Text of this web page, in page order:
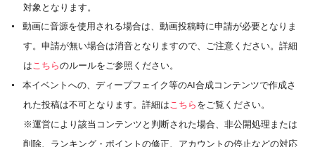
対象となります。
動画に音源を使用される場合は、動画投稿時に申請が必要となりま
す。申請が無い場合は消音となりますので、ご注意ください。詳細
はこちらのルールをご参照ください。
本イベントへの、ディープフェイク等のAI合成コンテンツで作成さ
れた投稿は不可となります。詳細はこちらをご覧ください。
※運営により該当コンテンツと判断された場合、非公開処理または
削除、ランキング・ポイントの修正、アカウントの停止などの対応